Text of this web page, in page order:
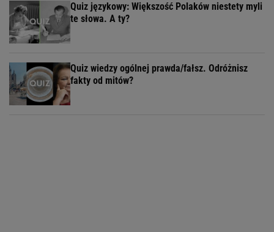
Quiz językowy: Większość Polaków niestety myli
te słowa. A ty?
Quiz wiedzy ogólnej prawda/fałsz. Odróżnisz
fakty od mitów?